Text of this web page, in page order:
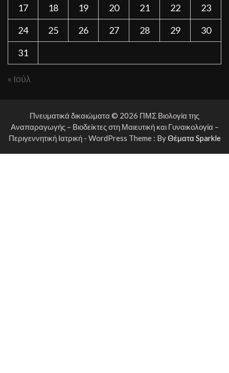
17
18 19 20 21 22
23
24
25 26 27 28 29
30
31
« Ιούλ
Πνευματικά δικαιώματα © 2026 ΠΜΣ Βιολογία της
Αναπαραγωγής – Βιοδείκτες στη Μαιευτική και Γυναικολογία –
Περιγεννητική Ιατρική - WordPress Theme : ByΘέματα Sparkle